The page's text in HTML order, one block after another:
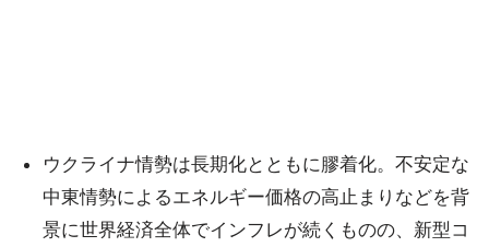
ウクライナ情勢は長期化とともに膠着化。不安定な
中東情勢によるエネルギー価格の高止まりなどを背
景に世界経済全体でインフレが続くものの、新型コ